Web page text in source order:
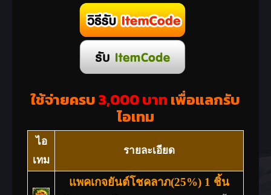
ใช้จ่ายครบ3,000 บาท เพื่อแลกรับ
ไอเทม
ไอ
เทม
รายละเอียด
แพคเกจยันต์โชคลาภ(25%) 1 ชิ้น